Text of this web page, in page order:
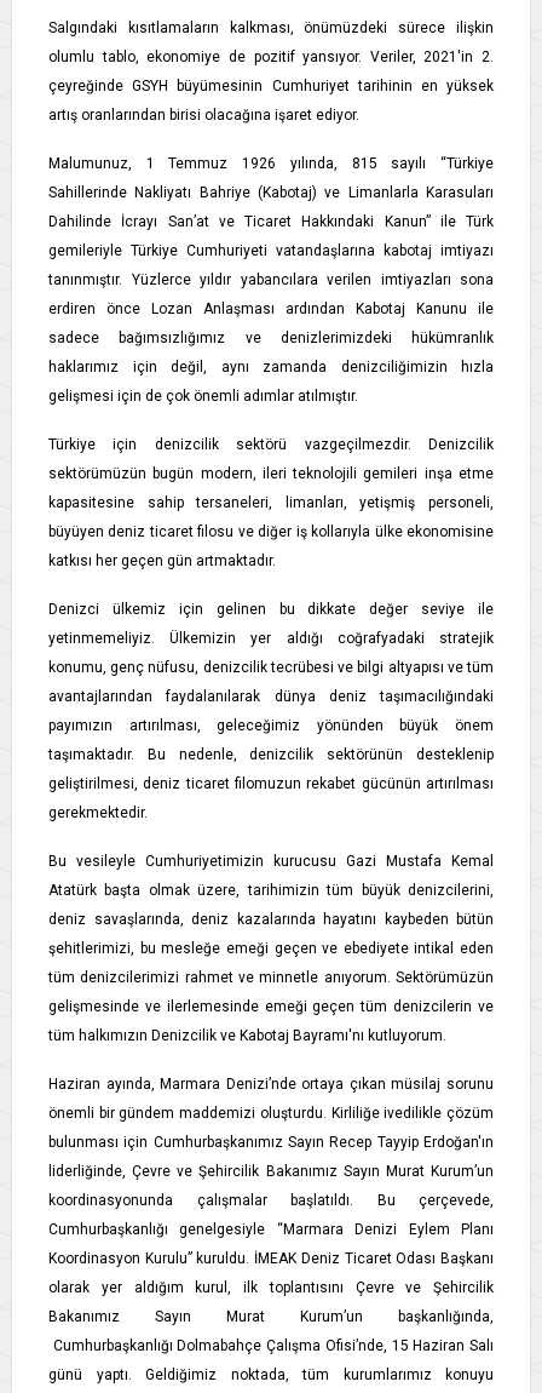
Salgındaki kısıtlamaların kalkması, önümüzdeki sürece ilişkin
olumlu tablo, ekonomiye de pozitif yansıyor. Veriler, 2021'in 2.
çeyreğinde GSYH büyümesinin Cumhuriyet tarihinin en yüksek
artış oranlarından birisi olacağına işaret ediyor.
Malumunuz, 1 Temmuz 1926 yılında, 815 sayılı “Türkiye
Sahillerinde Nakliyatı Bahriye (Kabotaj) ve Limanlarla Karasuları
Dahilinde İcrayı San’at ve Ticaret Hakkındaki Kanun” ile Türk
gemileriyle Türkiye Cumhuriyeti vatandaşlarına kabotaj imtiyazı
tanınmıştır. Yüzlerce yıldır yabancılara verilen imtiyazları sona
erdiren önce Lozan Anlaşması ardından Kabotaj Kanunu ile
sadece bağımsızlığımız ve denizlerimizdeki hükümranlık
haklarımız için değil, aynı zamanda denizciliğimizin hızla
gelişmesi için de çok önemli adımlar atılmıştır.
Türkiye için denizcilik sektörü vazgeçilmezdir. Denizcilik
sektörümüzün bugün modern, ileri teknolojili gemileri inşa etme
kapasitesine sahip tersaneleri, limanları, yetişmiş personeli,
büyüyen deniz ticaret filosu ve diğer iş kollarıyla ülke ekonomisine
katkısı her geçen gün artmaktadır.
Denizci ülkemiz için gelinen bu dikkate değer seviye ile
yetinmemeliyiz. Ülkemizin yer aldığı coğrafyadaki stratejik
konumu, genç nüfusu, denizcilik tecrübesi ve bilgi altyapısı ve tüm
avantajlarından faydalanılarak dünya deniz taşımacılığındaki
payımızın artırılması, geleceğimiz yönünden büyük önem
taşımaktadır. Bu nedenle, denizcilik sektörünün desteklenip
geliştirilmesi, deniz ticaret filomuzun rekabet gücünün artırılması
gerekmektedir.
Bu vesileyle Cumhuriyetimizin kurucusu Gazi Mustafa Kemal
Atatürk başta olmak üzere, tarihimizin tüm büyük denizcilerini,
deniz savaşlarında, deniz kazalarında hayatını kaybeden bütün
şehitlerimizi, bu mesleğe emeği geçen ve ebediyete intikal eden
tüm denizcilerimizi rahmet ve minnetle anıyorum. Sektörümüzün
gelişmesinde ve ilerlemesinde emeği geçen tüm denizcilerin ve
tüm halkımızın Denizcilik ve Kabotaj Bayramı'nı kutluyorum.
Haziran ayında, Marmara Denizi’nde ortaya çıkan müsilaj sorunu
önemli bir gündem maddemizi oluşturdu. Kirliliğe ivedilikle çözüm
bulunması için Cumhurbaşkanımız Sayın Recep Tayyip Erdoğan'ın
liderliğinde, Çevre ve Şehircilik Bakanımız Sayın Murat Kurum’un
koordinasyonunda çalışmalar başlatıldı. Bu çerçevede,
Cumhurbaşkanlığı genelgesiyle “Marmara Denizi Eylem Planı
Koordinasyon Kurulu” kuruldu. İMEAK Deniz Ticaret Odası Başkanı
olarak yer aldığım kurul, ilk toplantısını Çevre ve Şehircilik
Bakanımız Sayın Murat Kurum’un başkanlığında,
Cumhurbaşkanlığı Dolmabahçe Çalışma Ofisi’nde, 15 Haziran Salı
günü yaptı. Geldiğimiz noktada, tüm kurumlarımız konuyu